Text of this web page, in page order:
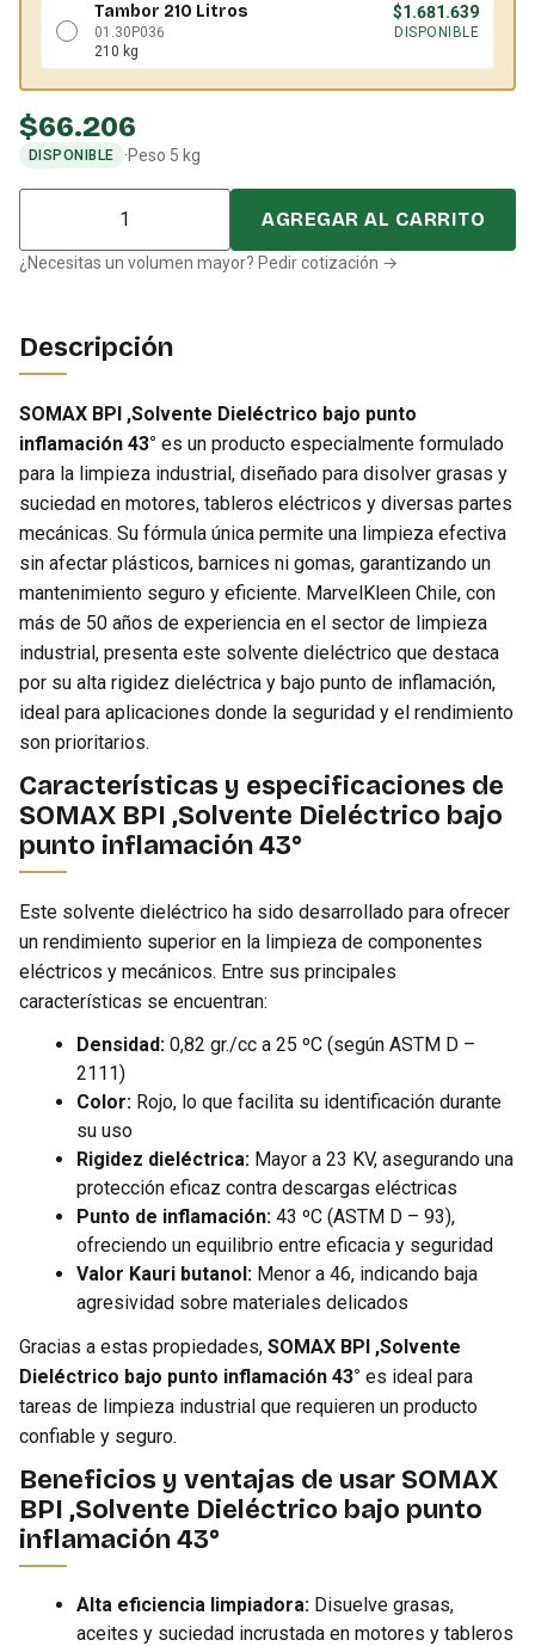
Tambor 210 Litros
01.30P036
210 kg
$1.681.639
DISPONIBLE
$66.206
DISPONIBLE ·Peso 5 kg
Cantidad
AGREGAR AL CARRITO
¿Necesitas un volumen mayor? Pedir cotización →
Descripción
SOMAX BPI ,Solvente Dieléctrico bajo punto
inflamación 43° es un producto especialmente formulado
para la limpieza industrial, diseñado para disolver grasas y
suciedad en motores, tableros eléctricos y diversas partes
mecánicas. Su fórmula única permite una limpieza efectiva
sin afectar plásticos, barnices ni gomas, garantizando un
mantenimiento seguro y eficiente. MarvelKleen Chile, con
más de 50 años de experiencia en el sector de limpieza
industrial, presenta este solvente dieléctrico que destaca
por su alta rigidez dieléctrica y bajo punto de inflamación,
ideal para aplicaciones donde la seguridad y el rendimiento
son prioritarios.
Características y especificaciones de
SOMAX BPI ,Solvente Dieléctrico bajo
punto inflamación 43°
Este solvente dieléctrico ha sido desarrollado para ofrecer
un rendimiento superior en la limpieza de componentes
eléctricos y mecánicos. Entre sus principales
características se encuentran:
Densidad: 0,82 gr./cc a 25 ºC (según ASTM D –
2111)
Color: Rojo, lo que facilita su identificación durante
su uso
Rigidez dieléctrica: Mayor a 23 KV, asegurando una
protección eficaz contra descargas eléctricas
Punto de inflamación: 43 ºC (ASTM D – 93),
ofreciendo un equilibrio entre eficacia y seguridad
Valor Kauri butanol: Menor a 46, indicando baja
agresividad sobre materiales delicados
Gracias a estas propiedades, SOMAX BPI ,Solvente
Dieléctrico bajo punto inflamación 43° es ideal para
tareas de limpieza industrial que requieren un producto
confiable y seguro.
Beneficios y ventajas de usar SOMAX
BPI ,Solvente Dieléctrico bajo punto
inflamación 43°
Alta eficiencia limpiadora: Disuelve grasas,
aceites y suciedad incrustada en motores y tableros